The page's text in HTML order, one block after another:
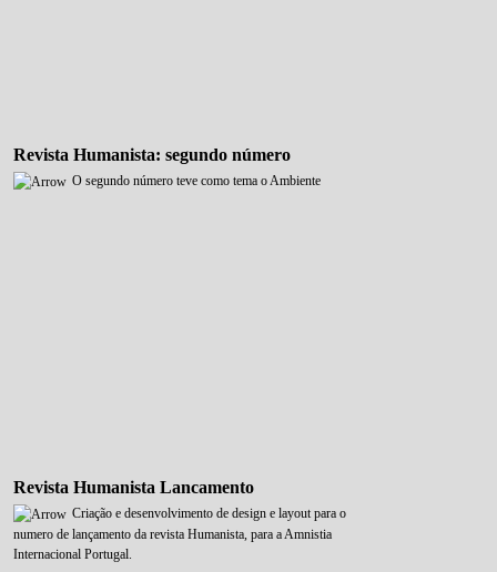
Revista Humanista: segundo número
O segundo número teve como tema o Ambiente
Revista Humanista Lancamento
Criação e desenvolvimento de design e layout para o
numero de lançamento da revista Humanista, para a Amnistia
Internacional Portugal.